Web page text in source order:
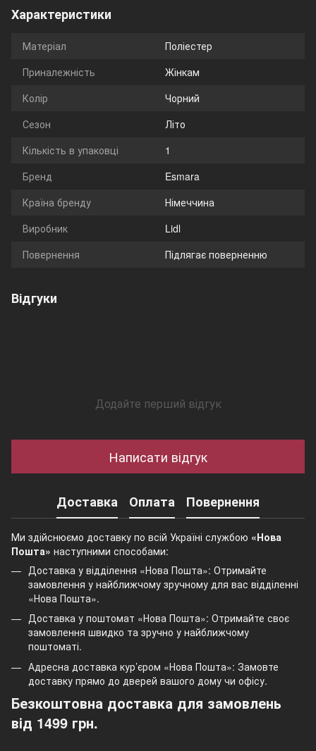
Характеристики
Матеріал
Поліестер
Приналежність
Жінкам
Колір
Чорний
Сезон
Літо
Кількість в упаковці
1
Бренд
Esmara
Країна бренду
Німеччина
Виробник
Lidl
Повернення
Підлягає поверненню
Відгуки
Додайте перший відгук
Написати відгук
Доставка Оплата Повернення
Ми здійснюємо доставку по всій Україні службою «Нова
Пошта» наступними способами:
Доставка у відділення «Нова Пошта»: Отримайте
замовлення у найближчому зручному для вас відділенні
«Нова Пошта».
Доставка у поштомат «Нова Пошта»: Отримайте своє
замовлення швидко та зручно у найближчому
поштоматі.
Адресна доставка кур’єром «Нова Пошта»: Замовте
доставку прямо до дверей вашого дому чи офісу.
Безкоштовна доставка для замовлень
від 1499 грн.